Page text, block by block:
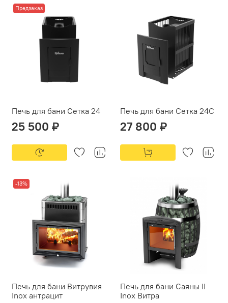
Предзаказ
Печь для бани Сетка 24
25 500 ₽
Печь для бани Сетка 24С
27 800 ₽
-13%
Печь для бани Витрувия
Inox антрацит
Печь для бани Саяны II
Inox Витра